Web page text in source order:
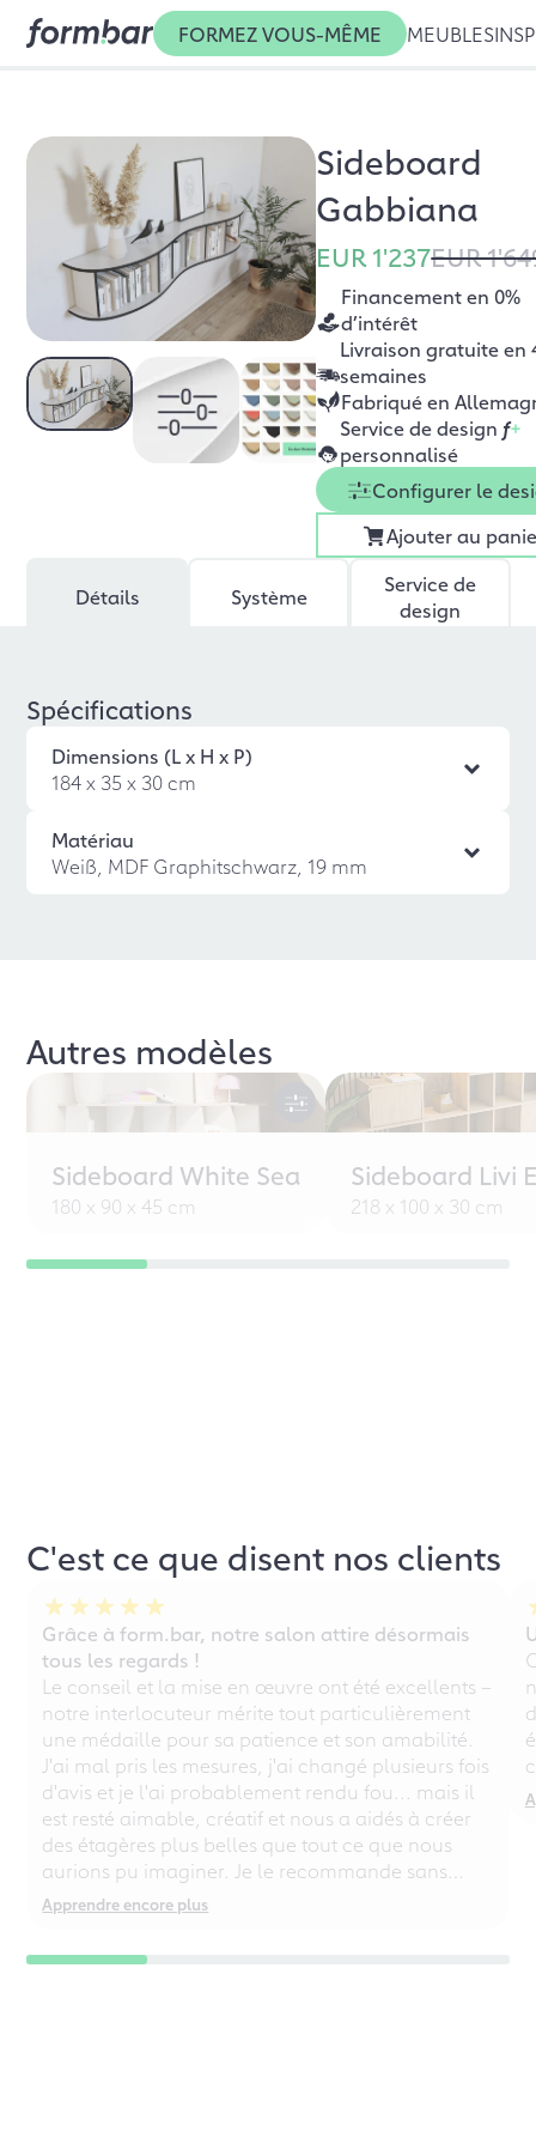
FORMEZ VOUS-MÊME MEUBLES
Sideboard
Gabbiana
EUR 1'237EUR
Financement en 0%
d’intérêt
Livraison gratuite en
semaines
Fabriqué en
Service de design f+
personnalisé
Configurer le
Ajouter au
Détails Système
Service de
design
Spécifications
Dimensions (L x H x P)
184 x 35 x 30 cm
Matériau
Weiß, MDF Graphitschwarz, 19 mm
Autres modèles
Sideboard White Sea
180 x 90 x 45 cm
Sideboard Livi
218 x 100 x 30 cm
C'est ce que disent nos clients
Grâce à form.bar, notre salon attire désormais
tous les regards !
Le conseil et la mise en œuvre ont été excellents –
notre interlocuteur mérite tout particulièrement
une médaille pour sa patience et son amabilité.
J'ai mal pris les mesures, j'ai changé plusieurs fois
d'avis et je l'ai probablement rendu fou... mais il
est resté aimable, créatif et nous a aidés à créer
des étagères plus belles que tout ce que nous
aurions pu imaginer. Je le recommande sans
réserve, même aux perfectionnistes chaotiques !
Apprendre encore plus